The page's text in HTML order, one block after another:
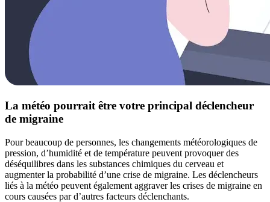
La météo pourrait être votre principal déclencheur
de migraine
Pour beaucoup de personnes, les changements météorologiques de
pression, d’humidité et de température peuvent provoquer des
déséquilibres dans les substances chimiques du cerveau et
augmenter la probabilité d’une crise de migraine. Les déclencheurs
liés à la météo peuvent également aggraver les crises de migraine en
cours causées par d’autres facteurs déclenchants.